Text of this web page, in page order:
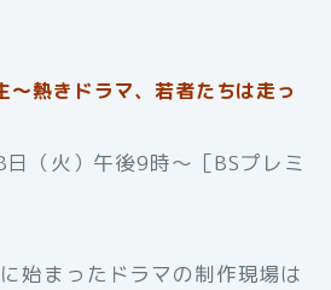
～熱きドラマ、若者たちは走っ
（火）午後9時〜［BSプレミ
始まったドラマの制作現場は